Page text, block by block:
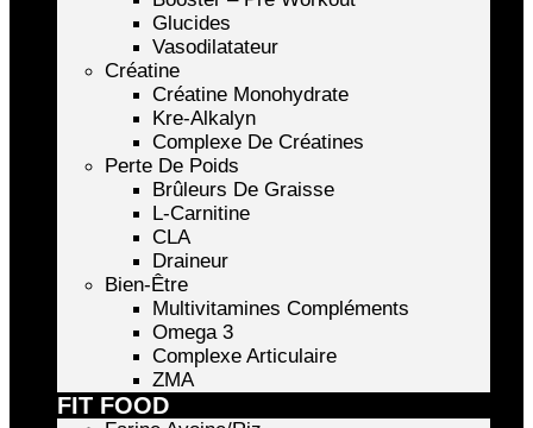
Glucides
Vasodilatateur
Créatine
Créatine Monohydrate
Kre-Alkalyn
Complexe De Créatines
Perte De Poids
Brûleurs De Graisse
L-Carnitine
CLA
Draineur
Bien-Être
Multivitamines Compléments
Omega 3
Complexe Articulaire
ZMA
FIT FOOD